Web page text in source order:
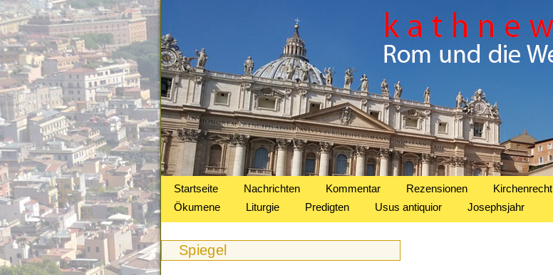
Startseite Nachrichten Kommentar Rezensionen Kirchenrecht
Ökumene
Liturgie Predigten Usus antiquior Josephsjahr
Spiegel